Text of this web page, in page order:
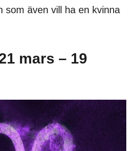
som även vill ha en kvinna
mars – 19